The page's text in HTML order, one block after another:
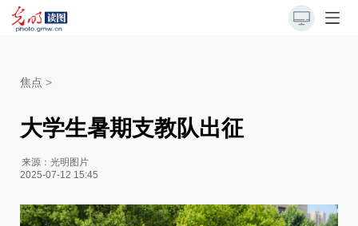
焦点 >
大学生暑期支教队出征
来源：光明图片
2025-07-12 15:45